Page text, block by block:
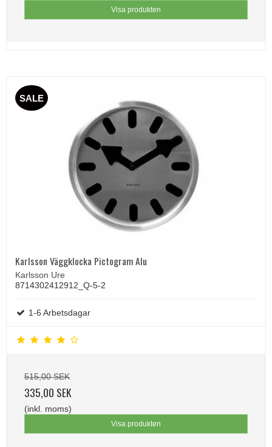
Visa produkten
SALE
Karlsson Väggklocka Pictogram Alu
Karlsson Ure
8714302412912_Q-5-2
1-6 Arbetsdagar
515,00 SEK
335,00 SEK
(inkl. moms)
Visa produkten